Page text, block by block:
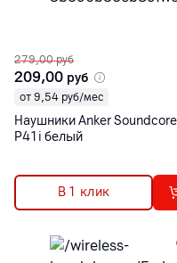
279,00 руб
209,00 руб
от 9,54 руб/мес
Наушники Anker Soundcore
P41i белый
В 1 клик